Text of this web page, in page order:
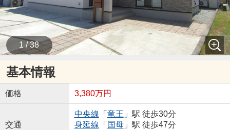
1 / 38
基本情報
価格 3,380万円
交通
中央線 「 竜王 」駅 徒歩30分
身延線 「 国母」駅 徒歩47分